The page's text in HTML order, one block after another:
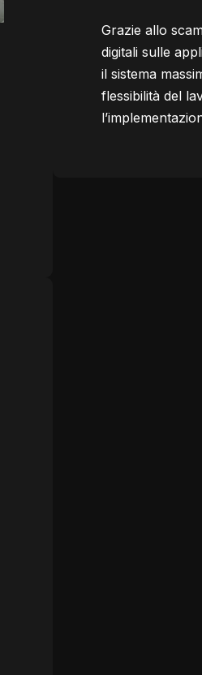
Grazie allo
digitali sulle
il sistema
flessibilità del